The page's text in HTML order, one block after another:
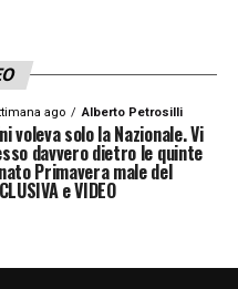
ago Alberto Petrosilli
voleva solo la Nazionale. Vi
davvero dietro le quinte
Primavera male del
e VIDEO